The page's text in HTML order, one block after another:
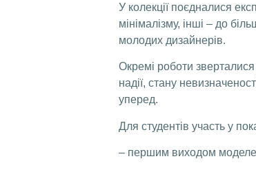
У колекції поєдналися
мінімалізму, інші – до
молодих дизайнерів.
Окремі роботи
надії, стану
уперед.
Для студентів участь у
– першим виходом